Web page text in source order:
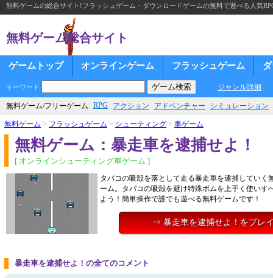
無料ゲームの総合サイト!フラッシュゲーム・ダウンロードゲームの無料で遊べる人気
無料ゲーム総合サイト
ゲームトップ オンラインゲーム フラッシュゲーム
キーワード ジャンル詳細
無料ゲーム/フリーゲーム RPG アクション アドベンチャー シミュレーション
無料ゲーム > フラッシュゲーム > シューティング > 車ゲーム
無料ゲーム：暴走車を逮捕せよ！
[ オンラインシューティング車ゲーム ]
タバコの吸殻を落として走る暴走車を逮捕していく
ーム。タバコの吸殻を避け特殊ボムを上手く使いす
よう！簡単操作で誰でも遊べる無料ゲームです！
⇒ 暴走車を逮捕せよ！をプレ
暴走車を逮捕せよ！の全てのコメント